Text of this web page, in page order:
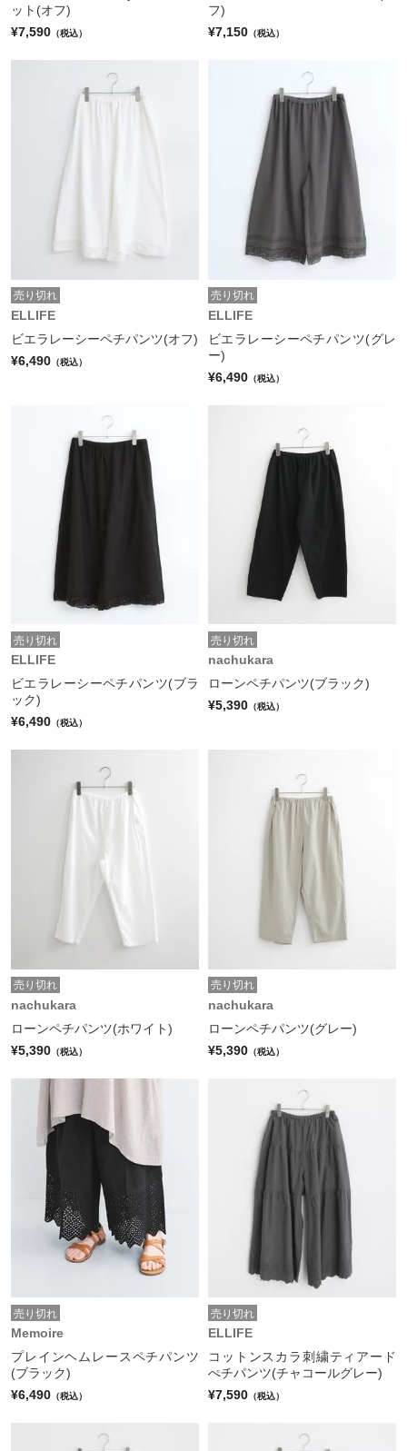
ット(オフ)
¥7,590 （税込）
フ)
¥7,150 （税込）
売り切れ
ELLIFE
ビエラレーシーペチパンツ(オフ)
¥6,490 （税込）
売り切れ
ELLIFE
ビエラレーシーペチパンツ(グレ
ー)
¥6,490 （税込）
売り切れ
ELLIFE
ビエラレーシーペチパンツ(ブラ
ック)
¥6,490 （税込）
売り切れ
nachukara
ローンペチパンツ(ブラック)
¥5,390 （税込）
売り切れ
nachukara
ローンペチパンツ(ホワイト)
¥5,390 （税込）
売り切れ
nachukara
ローンペチパンツ(グレー)
¥5,390 （税込）
売り切れ
Memoire
プレインヘムレースペチパンツ
(ブラック)
¥6,490 （税込）
売り切れ
ELLIFE
コットンスカラ刺繍ティアード
ぺチパンツ(チャコールグレー)
¥7,590 （税込）